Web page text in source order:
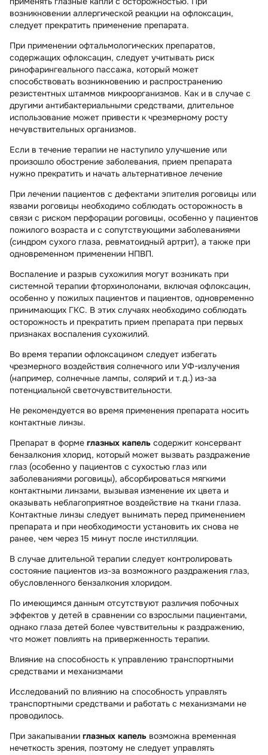
возникновении аллергической реакции на офлоксацин,
следует прекратить применение препарата.
При применении офтальмологических препаратов,
содержащих офлоксацин, следует учитывать риск
ринофарингеального пассажа, который может
способствовать возникновению и распространению
резистентных штаммов микроорганизмов. Как и в случае с
другими антибактериальными средствами, длительное
использование может привести к чрезмерному росту
нечувствительных организмов.
Если в течение терапии не наступило улучшение или
произошло обострение заболевания, прием препарата
нужно прекратить и начать альтернативное лечение
При лечении пациентов с дефектами эпителия роговицы или
язвами роговицы необходимо соблюдать осторожность в
связи с риском перфорации роговицы, особенно у пациентов
пожилого возраста и с сопутствующими заболеваниями
(синдром сухого глаза, ревматоидный артрит), а также при
одновременном применении НПВП.
Воспаление и разрыв сухожилия могут возникать при
системной терапии фторхинолонами, включая офлоксацин,
особенно у пожилых пациентов и пациентов, одновременно
принимающих ГКС. В этих случаях необходимо соблюдать
осторожность и прекратить прием препарата при первых
признаках воспаления сухожилий.
Во время терапии офлоксацином следует избегать
чрезмерного воздействия солнечного или УФ-излучения
(например, солнечные лампы, солярий и т.д.) из-за
потенциальной светочувствительности.
Не рекомендуется во время применения препарата носить
контактные линзы.
Препарат в форме глазных капель содержит консервант
бензалкония хлорид, который может вызвать раздражение
глаз (особенно у пациентов с сухостью глаз или
заболеваниями роговицы), абсорбироваться мягкими
контактными линзами, вызывая изменение их цвета и
оказывать неблагоприятное воздействие на ткани глаза.
Контактные линзы следует вынимать перед применением
препарата и при необходимости установить их снова не
ранее, чем через 15 минут после инстилляции.
В случае длительной терапии следует контролировать
состояние пациентов из-за возможного раздражения глаз,
обусловленного бензалкония хлоридом.
По имеющимся данным отсутствуют различия побочных
эффектов у детей в сравнении со взрослыми пациентами,
однако глаза детей более чувствительны к раздражению,
что может повлиять на приверженность терапии.
Влияние на способность к управлению транспортными
средствами и механизмами
Исследований по влиянию на способность управлять
транспортными средствами и работать с механизмами не
проводилось.
При закапывании глазных капель возможна временная
нечеткость зрения, поэтому не следует управлять